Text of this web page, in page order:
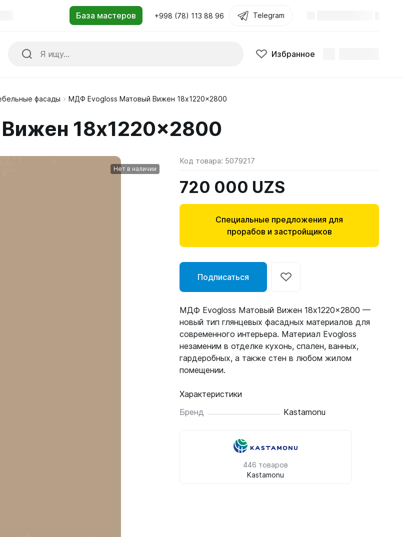
+998 (78) 113 88 96 Telegram
Избранное
фасады МДФ Evogloss Матовый Вижен 18x1220x2800
18x1220x2800
Нет в наличии
Код товара: 5079217
720 000 UZS
Специальные предложения для
прорабов и застройщиков
Подписаться
МДФ Evogloss Матовый Вижен 18x1220x2800 —
новый тип глянцевых фасадных материалов для
современного интерьера. Материал Evogloss
незаменим в отделке кухонь, спален, ванных,
гардеробных, а также стен в любом жилом
помещении.
Характеристики
Бренд
Kastamonu
446 товаров
Kastamonu